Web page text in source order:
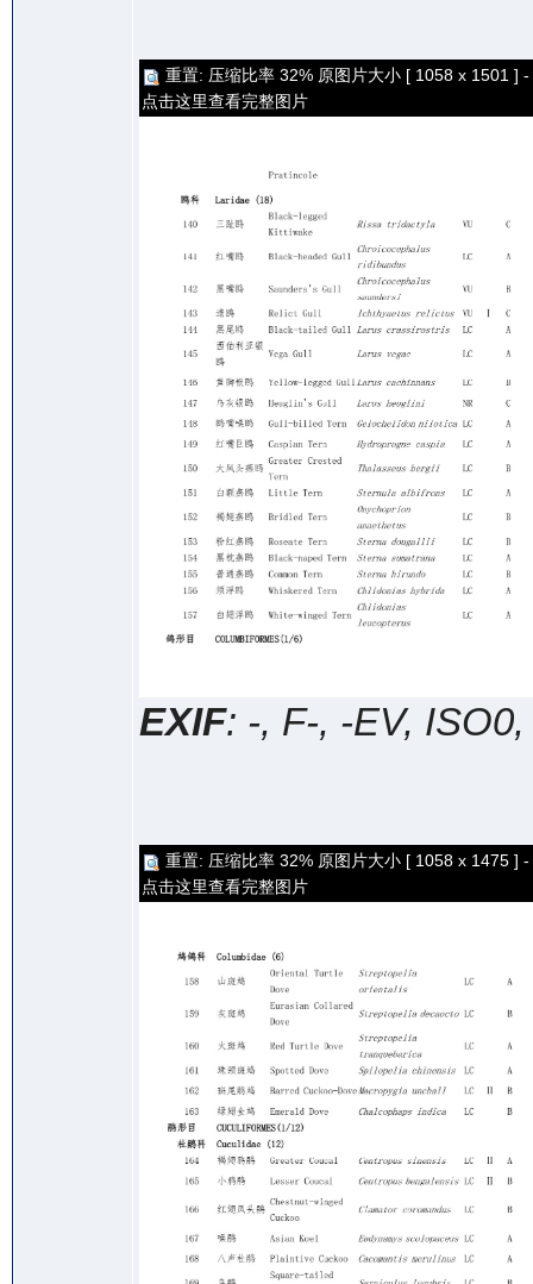
重置: 压缩比率 32% 原图片大小 [ 1058 x 1501 ] -
点击这里查看完整图片
EXIF: -, F-, -EV,
重置: 压缩比率 32% 原图片大小 [ 1058 x 1475 ] -
点击这里查看完整图片